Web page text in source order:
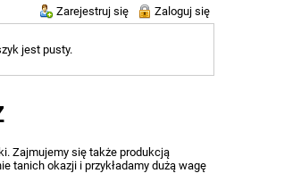
Zarejestruj się Zaloguj się
jest pusty.
Zajmujemy się także produkcją
tanich okazji i przykładamy dużą wagę